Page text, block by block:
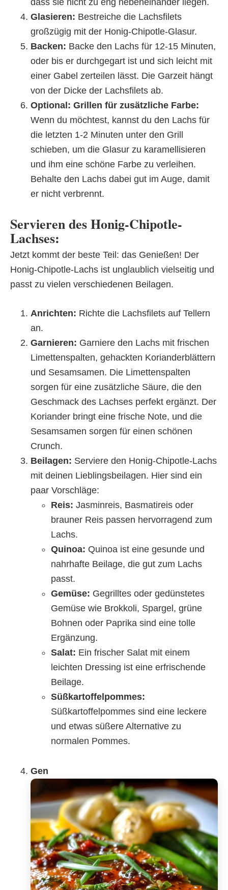
Glasieren: Bestreiche die Lachsfilets
großzügig mit der Honig-Chipotle-Glasur.
Backen: Backe den Lachs für 12-15 Minuten,
oder bis er durchgegart ist und sich leicht mit
einer Gabel zerteilen lässt. Die Garzeit hängt
von der Dicke der Lachsfilets ab.
Optional: Grillen für zusätzliche Farbe:
Wenn du möchtest, kannst du den Lachs für
die letzten 1-2 Minuten unter den Grill
schieben, um die Glasur zu karamellisieren
und ihm eine schöne Farbe zu verleihen.
Behalte den Lachs dabei gut im Auge, damit
er nicht verbrennt.
Servieren des Honig-Chipotle-
Lachses:
Jetzt kommt der beste Teil: das Genießen! Der
Honig-Chipotle-Lachs ist unglaublich vielseitig und
passt zu vielen verschiedenen Beilagen.
Anrichten: Richte die Lachsfilets auf Tellern
an.
Garnieren: Garniere den Lachs mit frischen
Limettenspalten, gehackten Korianderblättern
und Sesamsamen. Die Limettenspalten
sorgen für eine zusätzliche Säure, die den
Geschmack des Lachses perfekt ergänzt. Der
Koriander bringt eine frische Note, und die
Sesamsamen sorgen für einen schönen
Crunch.
Beilagen: Serviere den Honig-Chipotle-Lachs
mit deinen Lieblingsbeilagen. Hier sind ein
paar Vorschläge:
Reis: Jasminreis, Basmatireis oder
brauner Reis passen hervorragend zum
Lachs.
Quinoa: Quinoa ist eine gesunde und
nahrhafte Beilage, die gut zum Lachs
passt.
Gemüse: Gegrilltes oder gedünstetes
Gemüse wie Brokkoli, Spargel, grüne
Bohnen oder Paprika sind eine tolle
Ergänzung.
Salat: Ein frischer Salat mit einem
leichten Dressing ist eine erfrischende
Beilage.
Süßkartoffelpommes:
Süßkartoffelpommes sind eine leckere
und etwas süßere Alternative zu
normalen Pommes.
Gen